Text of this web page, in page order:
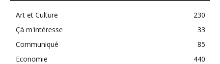
Art et Culture
230
Çà m'intéresse
33
Communiqué
85
Economie
440